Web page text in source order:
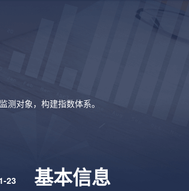
对象，构建指数体系。
23 基本信息